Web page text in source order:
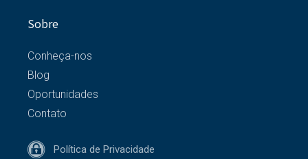
Sobre
Conheça-nos
Blog
Oportunidades
Contato
Política de Privacidade